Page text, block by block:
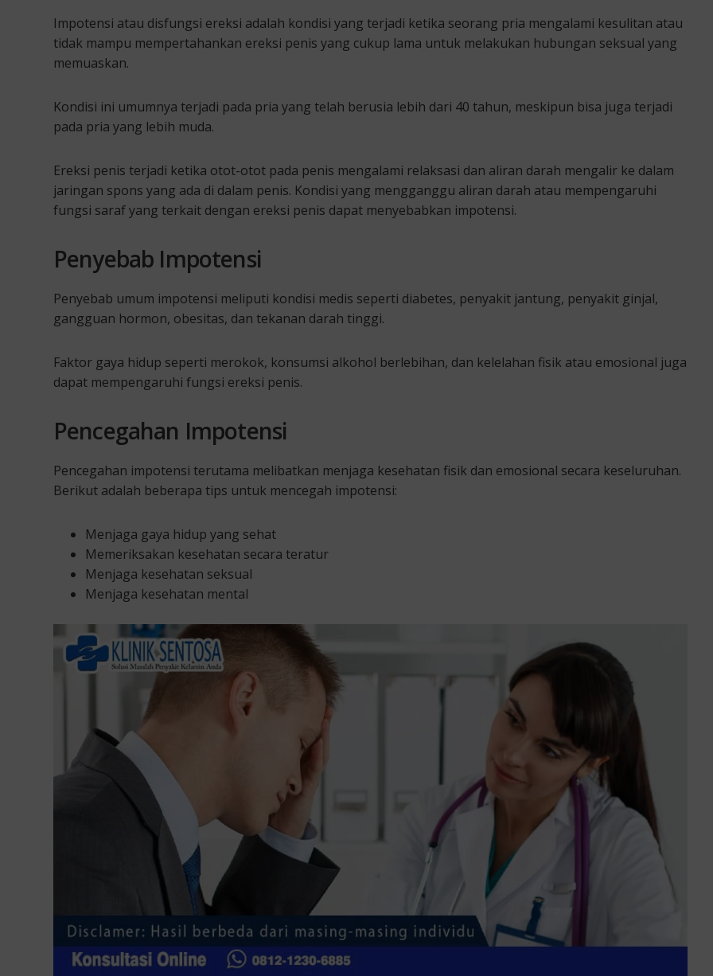
Impotensi atau disfungsi ereksi adalah kondisi yang terjadi ketika seorang pria mengalami kesulitan atau
tidak mampu mempertahankan ereksi penis yang cukup lama untuk melakukan hubungan seksual yang
memuaskan.
Kondisi ini umumnya terjadi pada pria yang telah berusia lebih dari 40 tahun, meskipun bisa juga terjadi
pada pria yang lebih muda.
Ereksi penis terjadi ketika otot-otot pada penis mengalami relaksasi dan aliran darah mengalir ke dalam
jaringan spons yang ada di dalam penis. Kondisi yang mengganggu aliran darah atau mempengaruhi
fungsi saraf yang terkait dengan ereksi penis dapat menyebabkan impotensi.
Penyebab Impotensi
Penyebab umum impotensi meliputi kondisi medis seperti diabetes, penyakit jantung, penyakit ginjal,
gangguan hormon, obesitas, dan tekanan darah tinggi.
Faktor gaya hidup seperti merokok, konsumsi alkohol berlebihan, dan kelelahan fisik atau emosional juga
dapat mempengaruhi fungsi ereksi penis.
Pencegahan Impotensi
Pencegahan impotensi terutama melibatkan menjaga kesehatan fisik dan emosional secara keseluruhan.
Berikut adalah beberapa tips untuk mencegah impotensi:
Menjaga gaya hidup yang sehat
Memeriksakan kesehatan secara teratur
Menjaga kesehatan seksual
Menjaga kesehatan mental